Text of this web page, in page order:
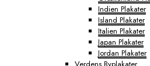
Indien Plakater
Island Plakater
Italien Plakater
Japan Plakater
Jordan Plakater